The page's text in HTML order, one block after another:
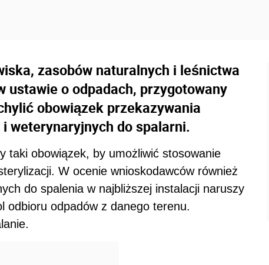
zasobów naturalnych i leśnictwa
ustawie o odpadach, przygotowany
obowiązek przekazywania
weterynaryjnych do spalarni.
taki obowiązek, by umożliwić stosowanie
W ocenie wnioskodawców również
do spalenia w najbliższej instalacji naruszy
odbioru odpadów z danego terenu.